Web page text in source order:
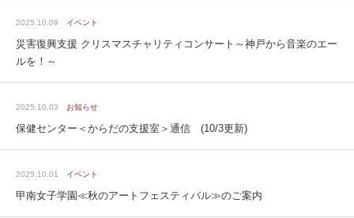
2025.10.09 イベント
災害復興支援 クリスマスチャリティコンサート～神戸から音楽のエー
ルを！～
2025.10.03 お知らせ
保健センター＜からだの支援室＞通信 (10/3更新)
2025.10.01 イベント
甲南女子学園≪秋のアートフェスティバル≫のご案内